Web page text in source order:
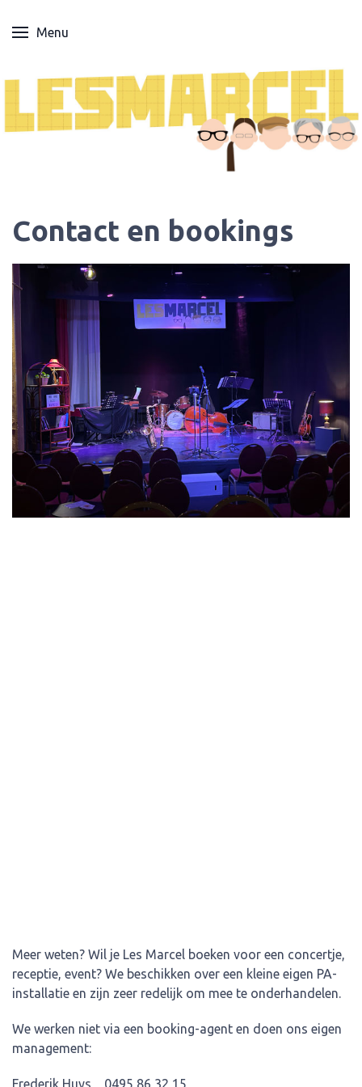
Menu
Contact en bookings
Meer weten? Wil je Les Marcel boeken voor een concertje,
receptie, event? We beschikken over een kleine eigen PA-
installatie en zijn zeer redelijk om mee te onderhandelen.
We werken niet via een booking-agent en doen ons eigen
management:
Frederik Huys 0495 86 32 15